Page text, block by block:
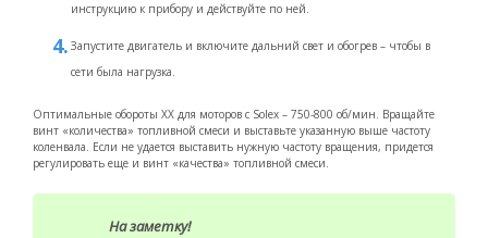
инструкцию к прибору и действуйте по ней.
Запустите двигатель и включите дальний свет и обогрев – чтобы в
сети была нагрузка.
Оптимальные обороты ХХ для моторов с Solex – 750-800 об/мин. Вращайте
винт «количества» топливной смеси и выставьте указанную выше частоту
коленвала. Если не удается выставить нужную частоту вращения, придется
регулировать еще и винт «качества» топливной смеси.
На заметку!